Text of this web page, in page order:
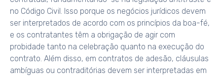
no Código Civil. Isso porque os negócios jurídicos devem
ser interpretados de acordo com os princípios da boa-fé,
e os contratantes têm a obrigação de agir com
probidade tanto na celebração quanto na execução do
contrato. Além disso, em contratos de adesão, cláusulas
ambíguas ou contraditórias devem ser interpretadas em